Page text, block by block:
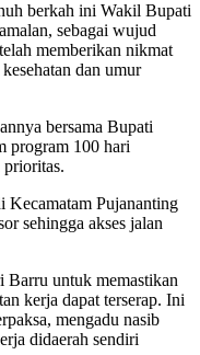
berkah ini Wakil Bupati
sebagai wujud
memberikan nikmat
dan umur
bersama Bupati
program 100 hari
Kecamatam Pujananting
sehingga akses jalan
Barru untuk memastikan
kerja dapat terserap. Ini
mengadu nasib
didaerah sendiri